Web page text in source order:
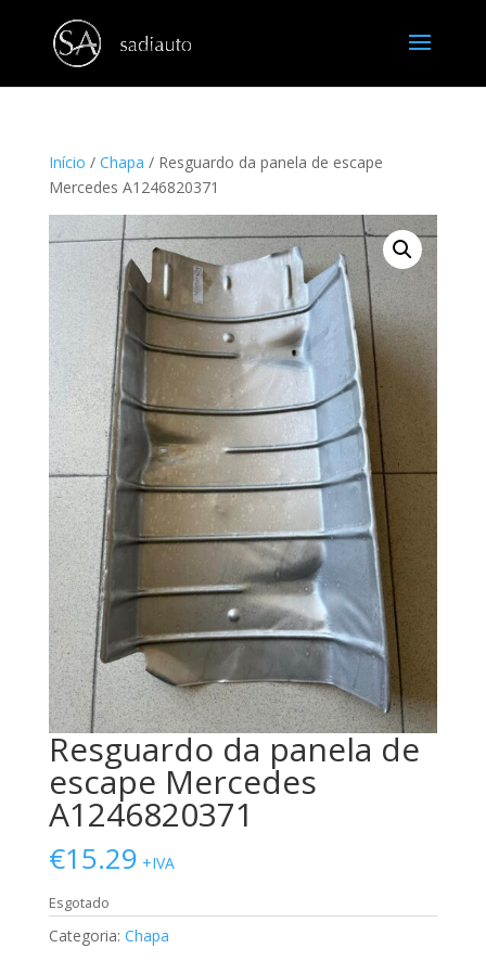
Início / Chapa / Resguardo da panela de escape
Mercedes A1246820371
Resguardo da panela de
escape Mercedes
A1246820371
€15.29 +IVA
Esgotado
Categoria: Chapa